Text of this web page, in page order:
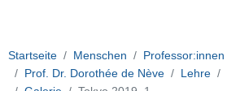
Startseite Menschen
Professor:innen
Prof. Dr. Dorothée de Nève
Lehre